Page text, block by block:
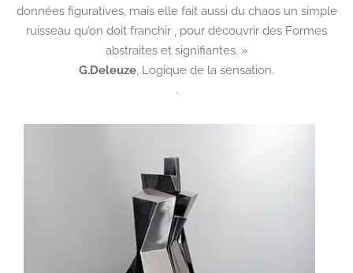
données figuratives, mais elle fait aussi du chaos un simple
ruisseau qu’on doit franchir , pour découvrir des Formes
abstraites et signifiantes. »
G.Deleuze, Logique de la sensation.
.